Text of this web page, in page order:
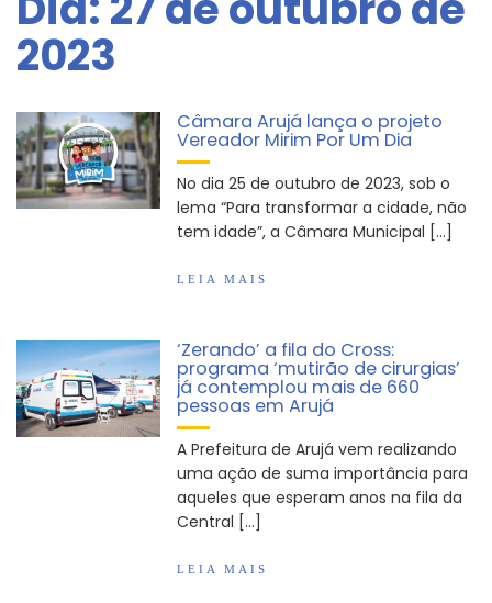
Dalvana Penha toma posse como vereadora
durante sessão da Câmara de Arujá
de alimentos ao Fundo Social do município
Arujá promove 2º encontro da Jornada de
Conhecimento em Bem-Estar Animal no Parque
dos Ipês
Arujá terá novo posto para emissão do Cartão
2023
Câmara Arujá lança o projeto
Vereador Mirim Por Um Dia
No dia 25 de outubro de 2023, sob o
lema “Para transformar a cidade, não
tem idade”, a Câmara Municipal […]
LEIA MAIS
‘Zerando’ a fila do Cross:
programa ‘mutirão de cirurgias’
já contemplou mais de 660
pessoas em Arujá
A Prefeitura de Arujá vem realizando
uma ação de suma importância para
aqueles que esperam anos na fila da
Central […]
LEIA MAIS